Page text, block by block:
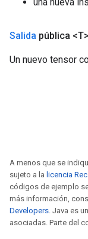
Salida pública <T>
Un nuevo tensor
A menos que se
sujeto a la licencia
códigos de ejemplo
más información,
Developers. Java es
asociadas. Parte del